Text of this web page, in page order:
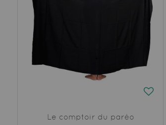
Le comptoir du paréo